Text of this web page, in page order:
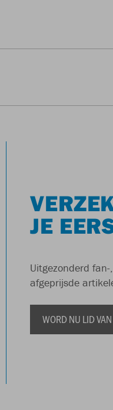
JE
Uitgezonderd
afgeprijsde
WORD NU LID